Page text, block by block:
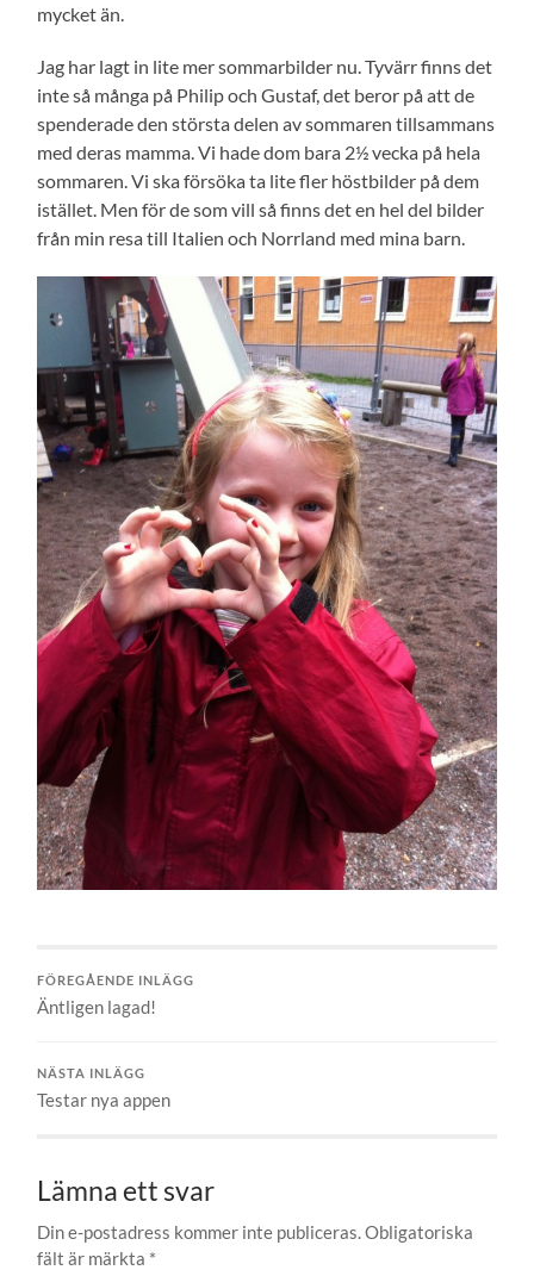
mycket än.
Jag har lagt in lite mer sommarbilder nu. Tyvärr finns det
inte så många på Philip och Gustaf, det beror på att de
spenderade den största delen av sommaren tillsammans
med deras mamma. Vi hade dom bara 2½ vecka på hela
sommaren. Vi ska försöka ta lite fler höstbilder på dem
istället. Men för de som vill så finns det en hel del bilder
från min resa till Italien och Norrland med mina barn.
FÖREGÅENDE INLÄGG
Äntligen lagad!
NÄSTA INLÄGG
Testar nya appen
Lämna ett svar
Din e-postadress kommer inte publiceras.Obligatoriska
fält är märkta *